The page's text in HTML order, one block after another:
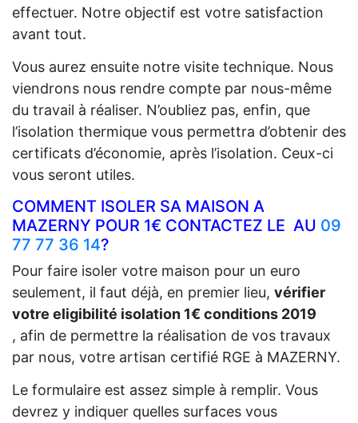
effectuer. Notre objectif est votre satisfaction
avant tout.
Vous aurez ensuite notre visite technique. Nous
viendrons nous rendre compte par nous-même
du travail à réaliser. N’oubliez pas, enfin, que
l’isolation thermique vous permettra d’obtenir des
certificats d’économie, après l’isolation. Ceux-ci
vous seront utiles.
COMMENT ISOLER SA MAISON A
MAZERNY POUR 1€ CONTACTEZ LE AU 09
77 77 36 14?
Pour faire isoler votre maison pour un euro
seulement, il faut déjà, en premier lieu, vérifier
votre eligibilité isolation 1€ conditions 2019
, afin de permettre la réalisation de vos travaux
par nous, votre artisan certifié RGE à MAZERNY.
Le formulaire est assez simple à remplir. Vous
devrez y indiquer quelles surfaces vous